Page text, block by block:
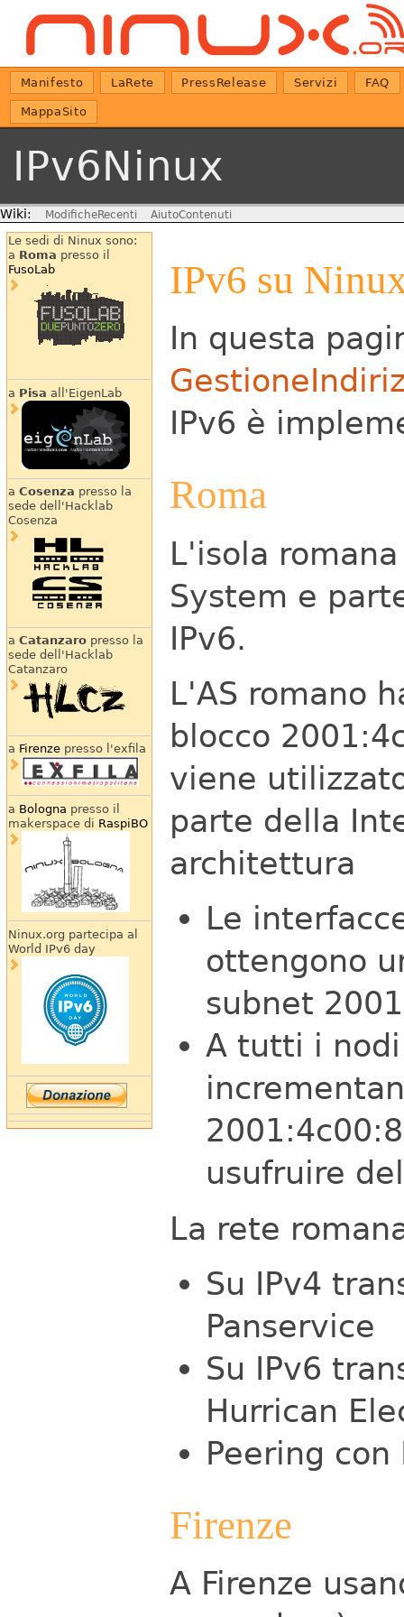
Manifesto LaRete PressRelease Servizi FAQ
MappaSito
IPv6Ninux
Wiki: ModificheRecenti AiutoContenuti
Le sedi di Ninux sono:
a Roma presso il
FusoLab
a Pisa all'EigenLab
a Cosenza presso la
sede dell'Hacklab
Cosenza
a Catanzaropresso la
sede dell'Hacklab
Catanzaro
a Firenzepresso l'exfila
a Bologna presso il
makerspace di RaspiBO
Ninux.org partecipa al
World IPv6 day
IPv6 su
In questa
IPv6 è
Roma
L'isola
System e
IPv6.
L'AS romano
blocco
viene
parte della
architettura
Le
ottengono
subnet
A tutti i
usufruire
La rete
Su IPv4
Panservice
Su IPv6
Hurrican
Peering con
Firenze
A Firenze